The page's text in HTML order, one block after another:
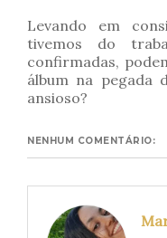
Levando em
tivemos do
confirmadas,
álbum na pegada
ansioso?
NENHUM COMENTÁRIO: